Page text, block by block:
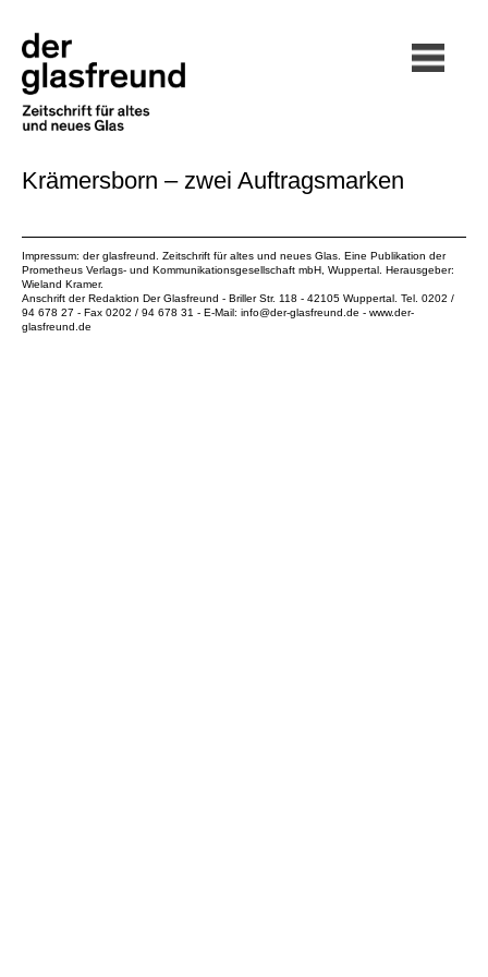
Krämersborn – zwei Auftragsmarken
Impressum: der glasfreund. Zeitschrift für altes und neues Glas. Eine Publikation der
Prometheus Verlags- und Kommunikationsgesellschaft mbH , Wuppertal. Herausgeber:
Wieland Kramer.
Anschrift der Redaktion Der Glasfreund - Briller Str. 118 - 42105 Wuppertal. Tel. 0202 /
94 678 27 - Fax 0202 / 94 678 31 - E-Mail: info@der-glasfreund.de - www.der-
glasfreund.de